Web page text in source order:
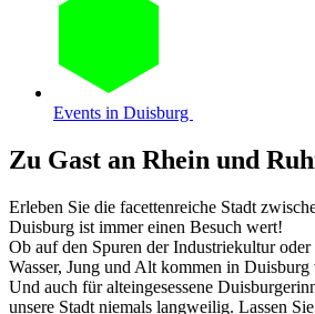
Events in Duisburg
Zu Gast an Rhein und
Erleben Sie die facettenreiche Stadt
Duisburg ist immer einen Besuch wert!
Ob auf den Spuren der Industriekultur
Wasser, Jung und Alt kommen in
Und auch für alteingesessene
unsere Stadt niemals langweilig. Lassen